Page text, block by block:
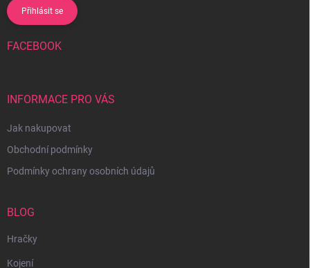
Přihlásit se
FACEBOOK
INFORMACE PRO VÁS
Jak nakupovat
Obchodní podmínky
Podmínky ochrany osobních údajů
BLOG
Hračky
Kojení